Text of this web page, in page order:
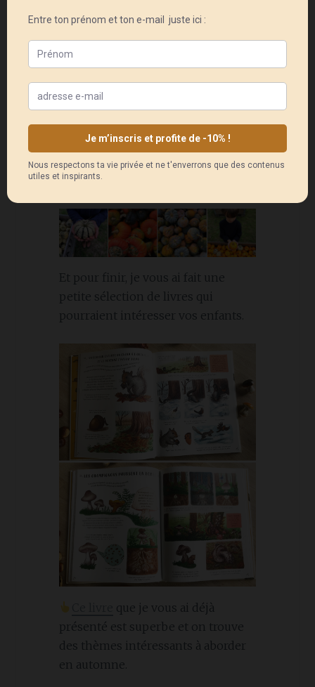
ou à l
l’Alleud pour les Belges. Il y en a
surement dans votre région !
C’est encore un super moment à
passer en famille et l’occasion pour
les enfants de découvrir et poser
des questions. Nous, on adore !
Et pour finir, je vous ai fait une
petite sélection de livres qui
pourraient intéresser vos enfants.
que je vous ai déjà
présenté est superbe et on trouve
des thèmes intéressants à aborder
en automne.